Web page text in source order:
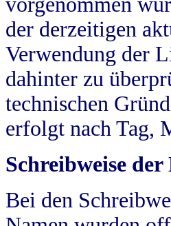
der derzeitigen
Verwendung der
dahinter zu
technischen
erfolgt nach Tag,
Schreibweise der
Bei den